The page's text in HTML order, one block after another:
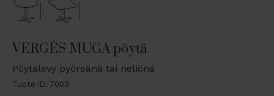
VERGÉS MUGA pöytä
Pöytälevy pyöreänä tai neliönä
Tuote ID: 7003